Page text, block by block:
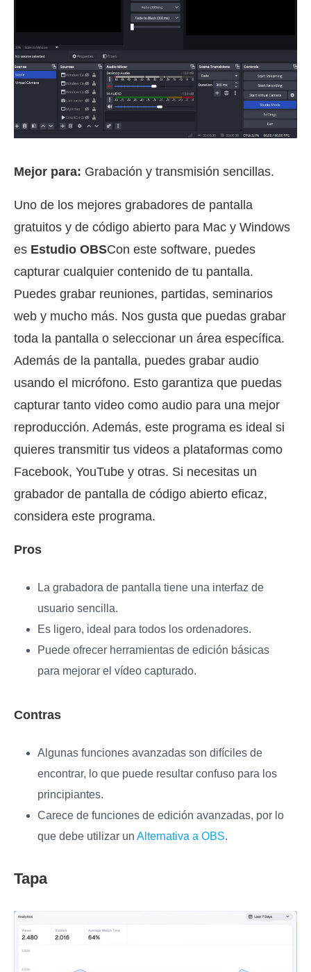
Mejor para: Grabación y transmisión sencillas.
Uno de los mejores grabadores de pantalla
gratuitos y de código abierto para Mac y Windows
es Estudio OBSCon este software, puedes
capturar cualquier contenido de tu pantalla.
Puedes grabar reuniones, partidas, seminarios
web y mucho más. Nos gusta que puedas grabar
toda la pantalla o seleccionar un área específica.
Además de la pantalla, puedes grabar audio
usando el micrófono. Esto garantiza que puedas
capturar tanto video como audio para una mejor
reproducción. Además, este programa es ideal si
quieres transmitir tus videos a plataformas como
Facebook, YouTube y otras. Si necesitas un
grabador de pantalla de código abierto eficaz,
considera este programa.
Pros
La grabadora de pantalla tiene una interfaz de
usuario sencilla.
Es ligero, ideal para todos los ordenadores.
Puede ofrecer herramientas de edición básicas
para mejorar el vídeo capturado.
Contras
Algunas funciones avanzadas son difíciles de
encontrar, lo que puede resultar confuso para los
principiantes.
Carece de funciones de edición avanzadas, por lo
que debe utilizar un Alternativa a OBS.
Tapa